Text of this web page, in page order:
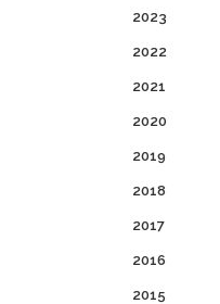
2023
2022
2021
2020
2019
2018
2017
2016
2015